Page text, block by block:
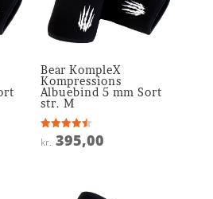
Bear KompleX
Kompressions
Albuebind 5 mm Sort
str. M
Vurderet
4.5
kr. 395,00